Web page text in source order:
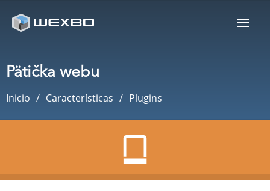
Pätička webu
Inicio Características Plugins